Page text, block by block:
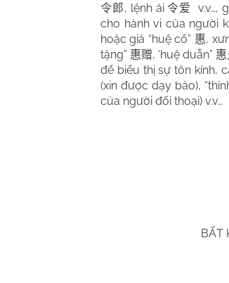
令郎, lệnh ái令爱 v.v…,
cho hành vi của người
hoặc giả “huệ cố” 惠,
tặng” 惠赠, ‘huệ duẫn”
để biểu thị sự tôn kính,
(xin được dạy bảo),
của người đối thoại) v.v…
BẤT